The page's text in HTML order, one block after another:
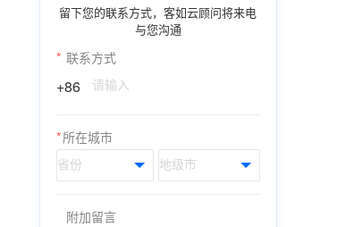
留下您的联系方式，客如云顾问将来电
与您沟通
* 联系方式
+86
*所在城市
附加留言